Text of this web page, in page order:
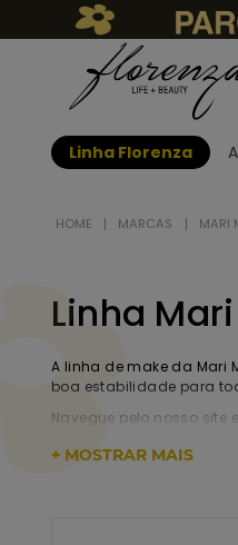
Linha Florenza
MARCAS MARI
Linha
A linha de make da Mari
boa estabilidade para
Navegue pelo nosso
+ MOSTRAR MAIS